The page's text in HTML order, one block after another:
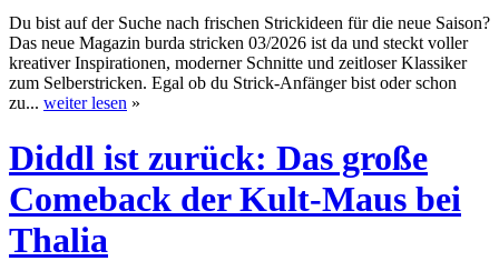
Du bist auf der Suche nach frischen Strickideen für die neue Saison?
Das neue Magazin burda stricken 03/2026 ist da und steckt voller
kreativer Inspirationen, moderner Schnitte und zeitloser Klassiker
zum Selberstricken. Egal ob du Strick-Anfänger bist oder schon
zu... weiter lesen »
Diddl ist zurück: Das große
Comeback der Kult-Maus bei
Thalia